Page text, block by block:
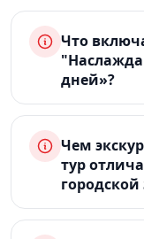
Что
дней»?
Чем
тур
городской